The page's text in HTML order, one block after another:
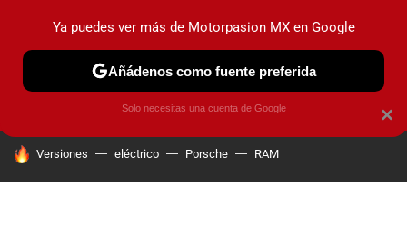
PRUEBAS INDUSTRIA HOY NO CIRCULA
HOY SE HABLA DE
Versiones eléctrico Porsche RAM
×
Ya puedes ver más de Motorpasion MX en Google
Añádenos como fuente preferida
Solo necesitas una cuenta de Google